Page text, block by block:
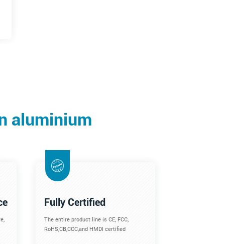
aluminium
Fully Certified
The entire product line is CE, FCC,
RoHS,CB,CCC,and HMDI certified